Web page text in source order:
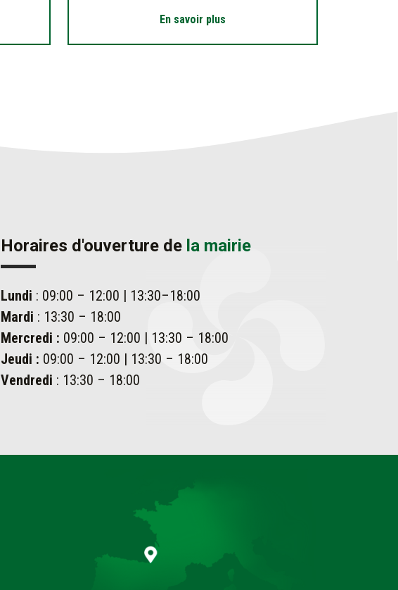
En savoir plus
Horaires d'ouverture de la mairie
Lundi : 09:00 – 12:00 | 13:30–18:00
Mardi : 13:30 – 18:00
Mercredi : 09:00 – 12:00 | 13:30 – 18:00
Jeudi : 09:00 – 12:00 | 13:30 – 18:00
Vendredi : 13:30 – 18:00